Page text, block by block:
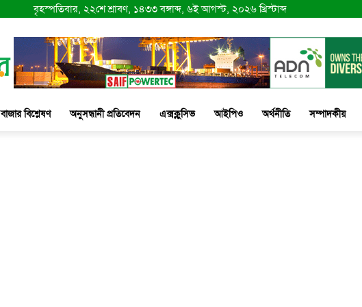
বৃহস্পতিবার, ২২শে শ্রাবণ, ১৪৩৩ বঙ্গাব্দ, ৬ই আগস্ট, ২০২৬ খ্রিস্টাব্দ
বাজার বিশ্লেষণ অনুসন্ধানী প্রতিবেদন এক্সক্লুসিভ আইপিও অর্থনীতি সম্পাদকীয়